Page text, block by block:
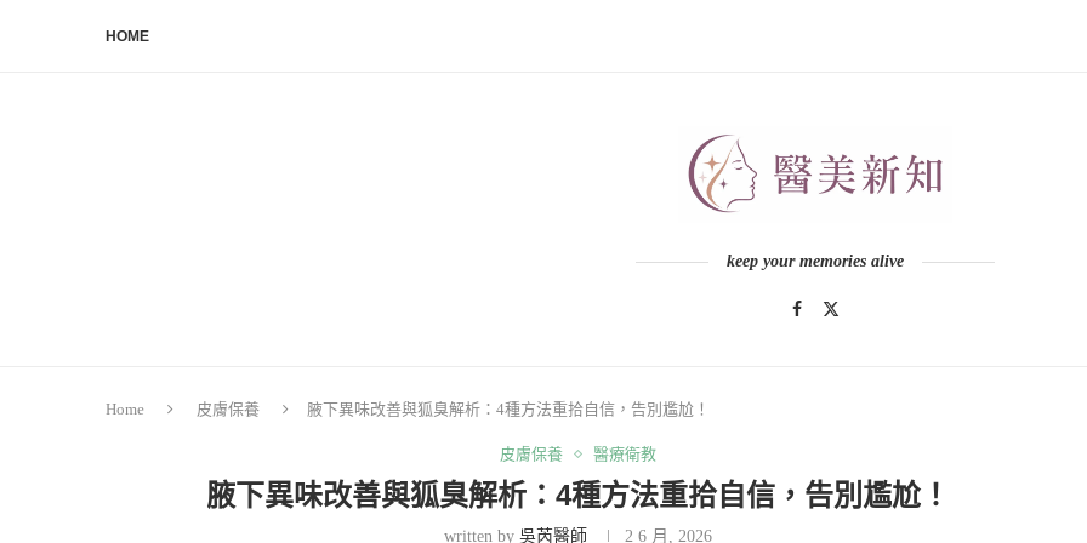
HOME
keep your memories alive
Home 皮膚保養 腋下異味改善與狐臭解析：4種方法重拾自信，告別尷尬！
皮膚保養 醫療衛教
腋下異味改善與狐臭解析：4種方法重拾自信，告別尷尬！
written by吳芮醫師 2 6 月, 2026